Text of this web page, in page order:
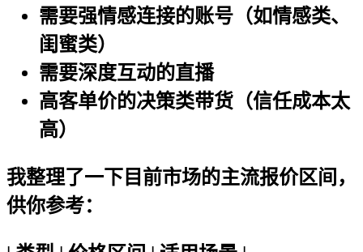
需要强情感连接的账号（如情感类、
闺蜜类）
需要深度互动的直播
高客单价的决策类带货（信任成本太
高）
我整理了一下目前市场的主流报价区间，
供你参考：